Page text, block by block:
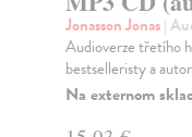
Jonasson Jonas|
Audioverze třetího
bestselleristy a
Na externom